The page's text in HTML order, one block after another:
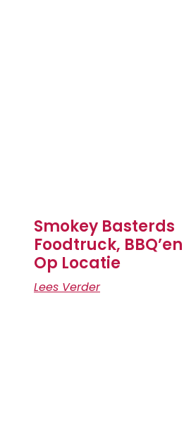
Smokey Basterds
Foodtruck, BBQ’en
Op Locatie
Lees Verder